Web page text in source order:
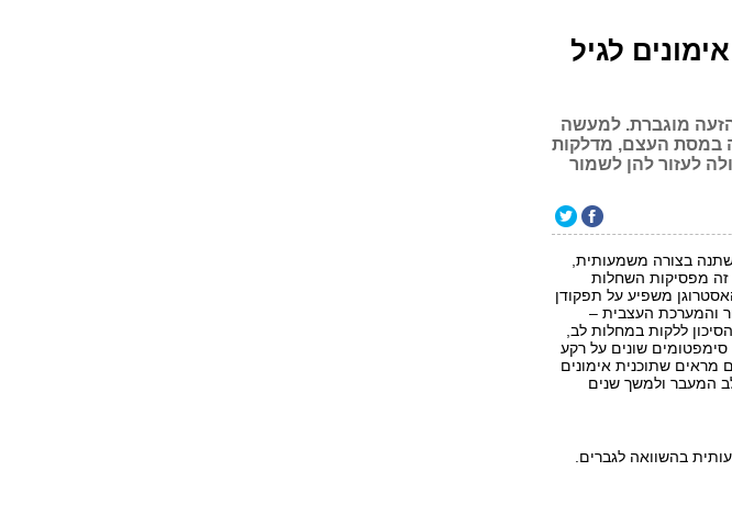
לגיל
מוגברת. למעשה
במסת העצם, מדלקות
לעזור להן לשמור
ההורמונלי משתנה בצורה משמעותית,
זה מפסיקות השחלות
משפיע על תפקודן
והמערכת העצבית –
ללקות במחלות לב,
שונים על רקע
מראים שתוכנית אימונים
המעבר ולמשך שנים
בהשוואה לגברים.